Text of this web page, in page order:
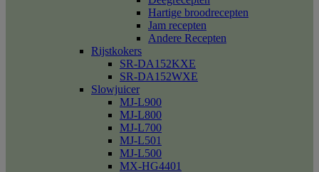
Hartige broodrecepten
Jam recepten
Andere Recepten
Rijstkokers
SR-DA152KXE
SR-DA152WXE
Slowjuicer
MJ-L900
MJ-L800
MJ-L700
MJ-L501
MJ-L500
MX-HG4401